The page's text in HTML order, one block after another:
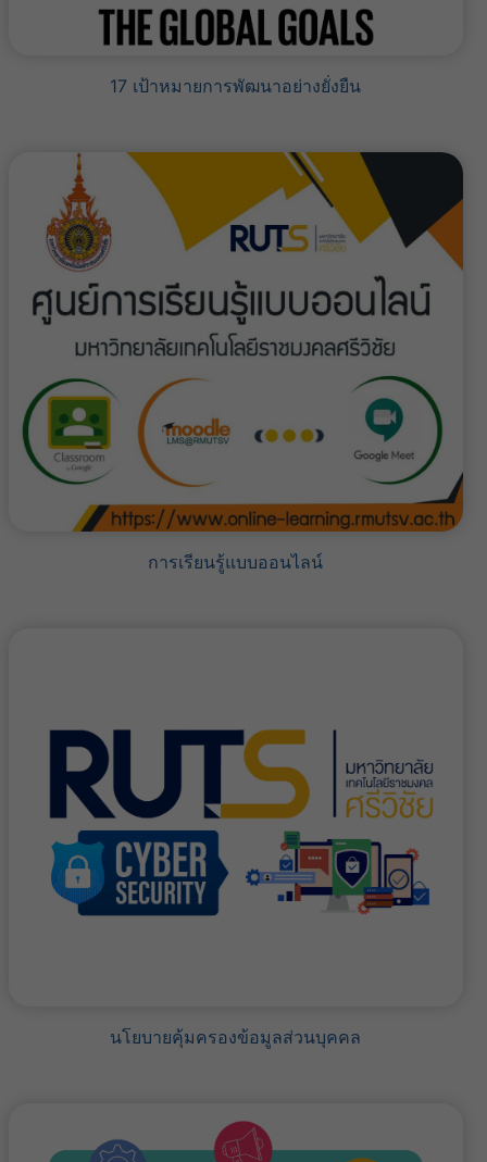
17 เป้าหมายการพัฒนาอย่างยั่งยืน
การเรียนรู้แบบออนไลน์
นโยบายคุ้มครองข้อมูลส่วนบุคคล